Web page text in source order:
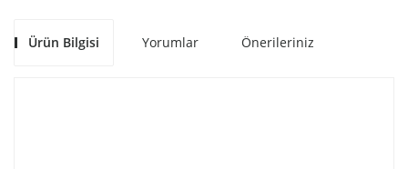
Ürün Bilgisi Yorumlar Önerileriniz